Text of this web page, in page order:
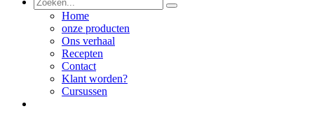
Home
onze producten
Ons verhaal
Recepten
Contact
Klant worden?
Cursussen